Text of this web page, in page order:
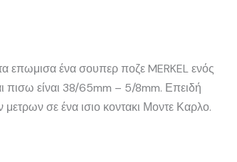
επωμισα ένα σουπερ ποζε MERKEL ενός
πισω είναι 38/65mm – 5/8mm. Επειδή
σε ένα ισιο κοντακι Μοντε Καρλο.